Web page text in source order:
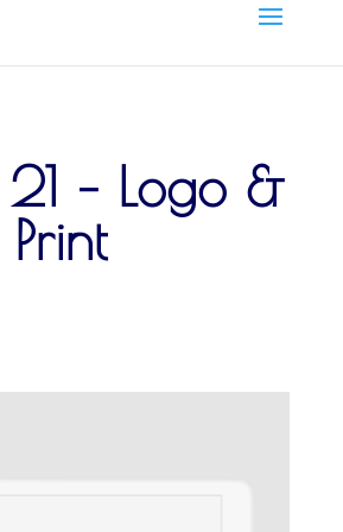
21 – Logo &
Print